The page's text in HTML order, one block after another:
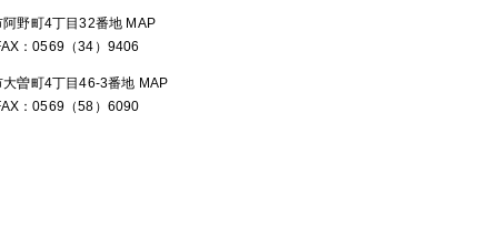
野町4丁目32番地 MAP
：0569（34）9406
曽町4丁目46-3番地 MAP
：0569（58）6090